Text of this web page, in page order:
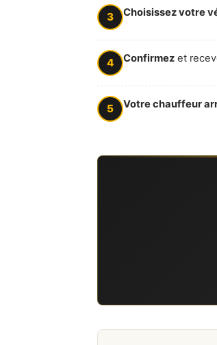
3 Choisissez votre
4 Confirmez et
5 Votre chauffeur